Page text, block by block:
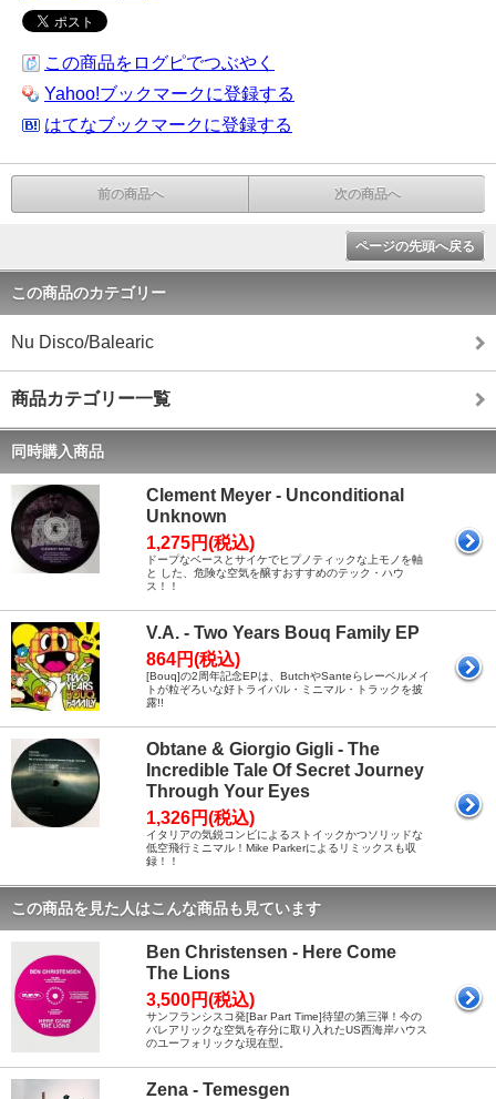
この商品をログピでつぶやく
Yahoo!ブックマークに登録する
はてなブックマークに登録する
前の商品へ 次の商品へ
ページの先頭へ戻る
この商品のカテゴリー
Nu Disco/Balearic
商品カテゴリー一覧
同時購入商品
Clement Meyer - Unconditional
Unknown
1,275円(税込)
ドープなベースとサイケでヒプノティックな上モノを軸
と した、危険な空気を醸すおすすめのテック・ハウ
ス！！
V.A. - Two Years Bouq Family EP
864円(税込)
[Bouq]の2周年記念EPは、ButchやSanteらレーベルメイ
トが粒ぞろいな好トライバル・ミニマル・トラックを披
露!!
Obtane & Giorgio Gigli - The
Incredible Tale Of Secret Journey
Through Your Eyes
1,326円(税込)
イタリアの気鋭コンビによるストイックかつソリッドな
低空飛行ミニマル！Mike Parkerによるリミックスも収
録！！
この商品を見た人はこんな商品も見ています
Ben Christensen - Here Come
The Lions
3,500円(税込)
サンフランシスコ発[Bar Part Time]待望の第三弾！今の
バレアリックな空気を存分に取り入れたUS西海岸ハウス
のユーフォリックな現在型。
Zena - Temesgen